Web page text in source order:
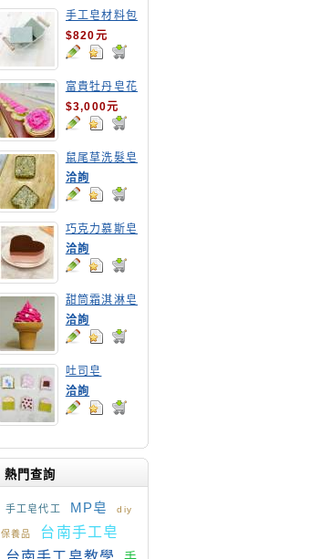
手工皂材料包
1公斤包裝
$820元
富貴牡丹皂花
$3,000元
鼠尾草洗髮皂
洽詢
巧克力慕斯皂
洽詢
甜筒霜淇淋皂
洽詢
吐司皂
洽詢
熱門查詢
手工皂代工 MP皂 diy
保養品
台南手工皂